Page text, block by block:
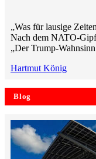
„Was für lausige
Nach dem NATO-
„Der Trump-
Hartmut König
Blog